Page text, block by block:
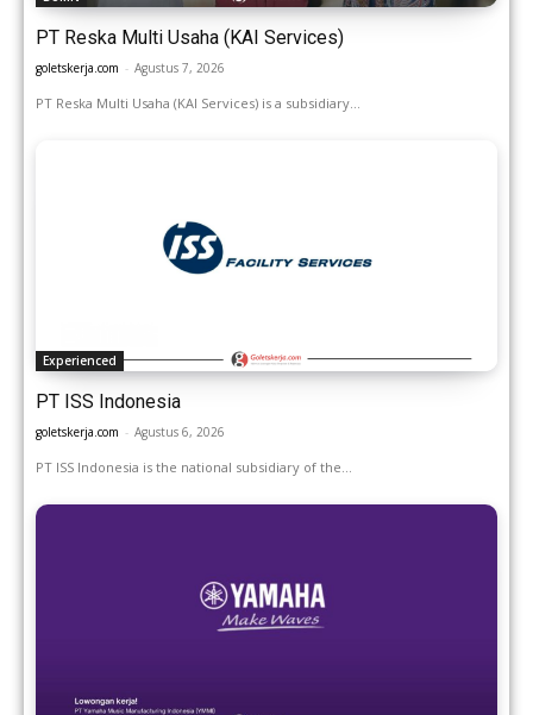
PT Reska Multi Usaha (KAI Services)
goletskerja.com - Agustus 7, 2026
PT Reska Multi Usaha (KAI Services) is a subsidiary...
Experienced
PT ISS Indonesia
goletskerja.com - Agustus 6, 2026
PT ISS Indonesia is the national subsidiary of the...